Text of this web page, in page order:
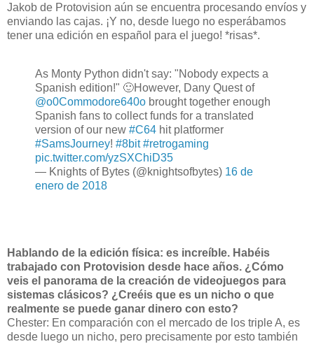
Jakob de Protovision aún se encuentra procesando envíos y
enviando las cajas. ¡Y no, desde luego no esperábamos
tener una edición en español para el juego! *risas*.
As Monty Python didn't say: "Nobody expects a
Spanish edition!" 🙂However, Dany Quest of
@o0Commodore640o brought together enough
Spanish fans to collect funds for a translated
version of our new #C64 hit platformer
#SamsJourney! #8bit #retrogaming
pic.twitter.com/yzSXChiD35
— Knights of Bytes (@knightsofbytes) 16 de
enero de 2018
Hablando de la edición física: es increíble. Habéis
trabajado con Protovision desde hace años. ¿Cómo
veis el panorama de la creación de videojuegos para
sistemas clásicos? ¿Creéis que es un nicho o que
realmente se puede ganar dinero con esto?
Chester: En comparación con el mercado de los triple A, es
desde luego un nicho, pero precisamente por esto también